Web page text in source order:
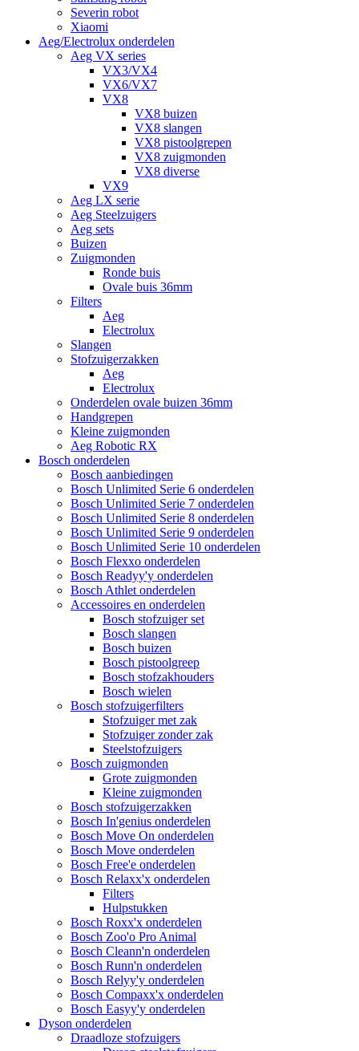
Severin robot
Xiaomi
Aeg/Electrolux onderdelen
Aeg VX series
VX3/VX4
VX6/VX7
VX8
VX8 buizen
VX8 slangen
VX8 pistoolgrepen
VX8 zuigmonden
VX8 diverse
VX9
Aeg LX serie
Aeg Steelzuigers
Aeg sets
Buizen
Zuigmonden
Ronde buis
Ovale buis 36mm
Filters
Aeg
Electrolux
Slangen
Stofzuigerzakken
Aeg
Electrolux
Onderdelen ovale buizen 36mm
Handgrepen
Kleine zuigmonden
Aeg Robotic RX
Bosch onderdelen
Bosch aanbiedingen
Bosch Unlimited Serie 6 onderdelen
Bosch Unlimited Serie 7 onderdelen
Bosch Unlimited Serie 8 onderdelen
Bosch Unlimited Serie 9 onderdelen
Bosch Unlimited Serie 10 onderdelen
Bosch Flexxo onderdelen
Bosch Readyy'y onderdelen
Bosch Athlet onderdelen
Accessoires en onderdelen
Bosch stofzuiger set
Bosch slangen
Bosch buizen
Bosch pistoolgreep
Bosch stofzakhouders
Bosch wielen
Bosch stofzuigerfilters
Stofzuiger met zak
Stofzuiger zonder zak
Steelstofzuigers
Bosch zuigmonden
Grote zuigmonden
Kleine zuigmonden
Bosch stofzuigerzakken
Bosch In'genius onderdelen
Bosch Move On onderdelen
Bosch Move onderdelen
Bosch Free'e onderdelen
Bosch Relaxx'x onderdelen
Filters
Hulpstukken
Bosch Roxx'x onderdelen
Bosch Zoo'o Pro Animal
Bosch Cleann'n onderdelen
Bosch Runn'n onderdelen
Bosch Relyy'y onderdelen
Bosch Compaxx'x onderdelen
Bosch Easyy'y onderdelen
Dyson onderdelen
Draadloze stofzuigers